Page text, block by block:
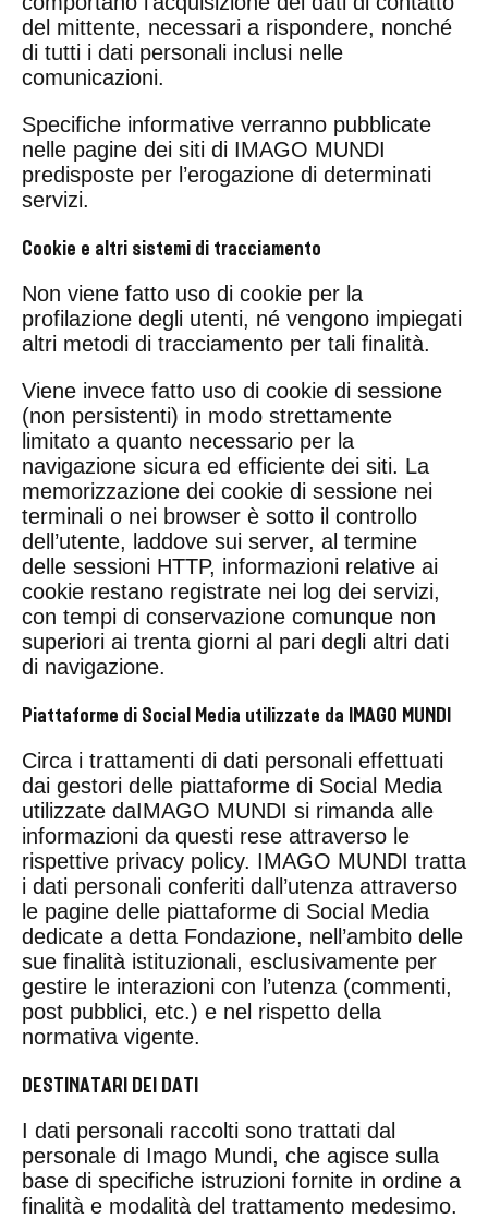
del mittente, necessari a rispondere, nonché
di tutti i dati personali inclusi nelle
comunicazioni.
Specifiche informative verranno pubblicate
nelle pagine dei siti di IMAGO MUNDI
predisposte per l’erogazione di determinati
servizi.
Cookie e altri sistemi di tracciamento
Non viene fatto uso di cookie per la
profilazione degli utenti, né vengono impiegati
altri metodi di tracciamento per tali finalità.
Viene invece fatto uso di cookie di sessione
(non persistenti) in modo strettamente
limitato a quanto necessario per la
navigazione sicura ed efficiente dei siti. La
memorizzazione dei cookie di sessione nei
terminali o nei browser è sotto il controllo
dell’utente, laddove sui server, al termine
delle sessioni HTTP, informazioni relative ai
cookie restano registrate nei log dei servizi,
con tempi di conservazione comunque non
superiori ai trenta giorni al pari degli altri dati
di navigazione.
Piattaforme di Social Media utilizzate da IMAGO MUNDI
Circa i trattamenti di dati personali effettuati
dai gestori delle piattaforme di Social Media
utilizzate daIMAGO MUNDI si rimanda alle
informazioni da questi rese attraverso le
rispettive privacy policy. IMAGO MUNDI tratta
i dati personali conferiti dall’utenza attraverso
le pagine delle piattaforme di Social Media
dedicate a detta Fondazione, nell’ambito delle
sue finalità istituzionali, esclusivamente per
gestire le interazioni con l’utenza (commenti,
post pubblici, etc.) e nel rispetto della
normativa vigente.
DESTINATARI DEI DATI
I dati personali raccolti sono trattati dal
personale di Imago Mundi, che agisce sulla
base di specifiche istruzioni fornite in ordine a
finalità e modalità del trattamento medesimo.